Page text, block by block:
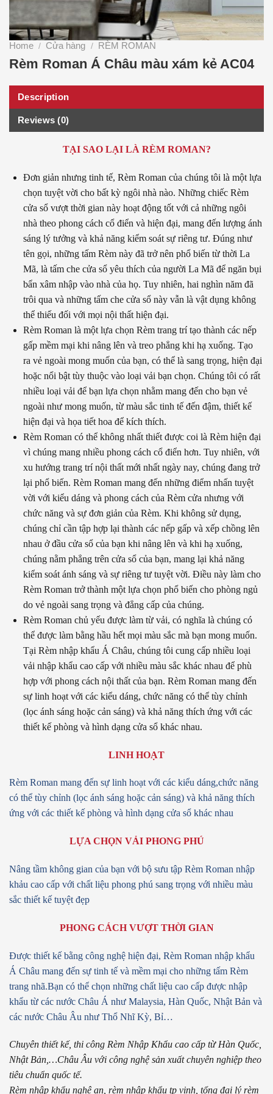
Home / Cửa hàng / RÈM ROMAN
Rèm Roman Á Châu màu xám kẻ AC04
Description
Reviews (0)
TẠI SAO LẠI LÀ RÈM ROMAN?
Đơn giản nhưng tinh tế, Rèm Roman của chúng tôi là một lựa
chọn tuyệt vời cho bất kỳ ngôi nhà nào. Những chiếc Rèm
cửa sổ vượt thời gian này hoạt động tốt với cả những ngôi
nhà theo phong cách cổ điển và hiện đại, mang đến lượng ánh
sáng lý tưởng và khả năng kiểm soát sự riêng tư. Đúng như
tên gọi, những tấm Rèm này đã trở nên phổ biến từ thời La
Mã, là tấm che cửa sổ yêu thích của người La Mã để ngăn bụi
bẩn xâm nhập vào nhà của họ. Tuy nhiên, hai nghìn năm đã
trôi qua và những tấm che cửa sổ này vẫn là vật dụng không
thể thiếu đối với mọi nội thất hiện đại.
Rèm Roman là một lựa chọn Rèm trang trí tạo thành các nếp
gấp mềm mại khi nâng lên và treo phẳng khi hạ xuống. Tạo
ra vẻ ngoài mong muốn của bạn, có thể là sang trọng, hiện đại
hoặc nổi bật tùy thuộc vào loại vải bạn chọn. Chúng tôi có rất
nhiều loại vải để bạn lựa chọn nhằm mang đến cho bạn vẻ
ngoài như mong muốn, từ màu sắc tinh tế đến đậm, thiết kế
hiện đại và họa tiết hoa để kích thích.
Rèm Roman có thể không nhất thiết được coi là Rèm hiện đại
vì chúng mang nhiều phong cách cổ điển hơn. Tuy nhiên, với
xu hướng trang trí nội thất mới nhất ngày nay, chúng đang trở
lại phổ biến. Rèm Roman mang đến những điểm nhấn tuyệt
vời với kiểu dáng và phong cách của Rèm cửa nhưng với
chức năng và sự đơn giản của Rèm. Khi không sử dụng,
chúng chỉ cần tập hợp lại thành các nếp gấp và xếp chồng lên
nhau ở đầu cửa sổ của bạn khi nâng lên và khi hạ xuống,
chúng nằm phẳng trên cửa sổ của bạn, mang lại khả năng
kiểm soát ánh sáng và sự riêng tư tuyệt vời. Điều này làm cho
Rèm Roman trở thành một lựa chọn phổ biến cho phòng ngủ
do vẻ ngoài sang trọng và đẳng cấp của chúng.
Rèm Roman chủ yếu được làm từ vải, có nghĩa là chúng có
thể được làm bằng hầu hết mọi màu sắc mà bạn mong muốn.
Tại Rèm nhập khẩu Á Châu, chúng tôi cung cấp nhiều loại
vải nhập khẩu cao cấp với nhiều màu sắc khác nhau để phù
hợp với phong cách nội thất của bạn. Rèm Roman mang đến
sự linh hoạt với các kiểu dáng, chức năng có thể tùy chỉnh
(lọc ánh sáng hoặc cản sáng) và khả năng thích ứng với các
thiết kế phòng và hình dạng cửa sổ khác nhau.
LINH HOẠT
Rèm Roman mang đến sự linh hoạt với các kiểu dáng,chức năng
có thể tùy chỉnh (lọc ánh sáng hoặc cản sáng) và khả năng thích
ứng với các thiết kế phòng và hình dạng cửa sổ khác nhau
LỰA CHỌN VẢI PHONG PHÚ
Nâng tầm không gian của bạn với bộ sưu tập Rèm Roman nhập
khảu cao cấp với chất liệu phong phú sang trọng với nhiều màu
sắc thiết kế tuyệt đẹp
PHONG CÁCH VƯỢT THỜI GIAN
Được thiết kế bằng công nghệ hiện đại, Rèm Roman nhập khẩu
Á Châu mang đến sự tinh tế và mềm mại cho những tấm Rèm
trang nhã.Bạn có thể chọn những chất liệu cao cấp được nhập
khẩu từ các nước Châu Á như Malaysia, Hàn Quốc, Nhật Bản và
các nước Châu Âu như Thổ Nhĩ Kỳ, Bỉ…
Chuyên thiết kế, thi công Rèm Nhập Khẩu cao cấp từ Hàn Quốc,
Nhật Bản,…Châu Âu với công nghệ sản xuất chuyên nghiệp theo
tiêu chuẩn quốc tế.
Rèm nhập khẩu nghệ an, rèm nhập khẩu tp vinh, tổng đại lý rèm